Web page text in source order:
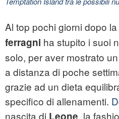
Al top pochi giorni dopo
ferragni ha stupito i suoi
solo, per aver mostrato
a distanza di poche
grazie ad un dieta
specifico di allenamenti.
nascita di
, la